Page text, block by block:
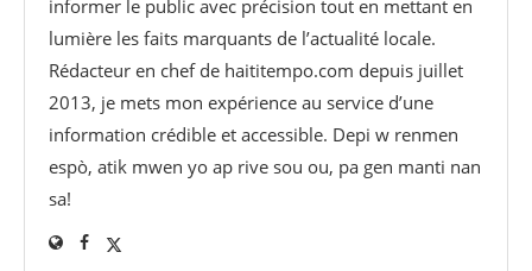
informer le public avec précision tout en mettant en
lumière les faits marquants de l’actualité locale.
Rédacteur en chef de haititempo.com⁠ depuis juillet
2013, je mets mon expérience au service d’une
information crédible et accessible. Depi w renmen
espò, atik mwen yo ap rive sou ou, pa gen manti nan
sa!